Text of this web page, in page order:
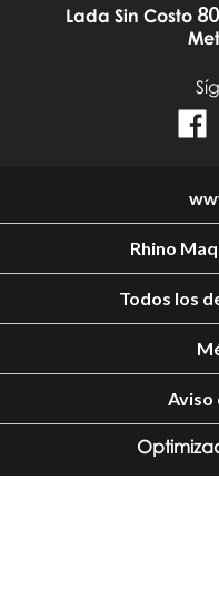
Lada Sin Costo
Rhino
Todos los
Aviso